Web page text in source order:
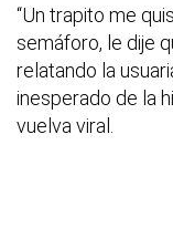
“Un trapito me
semáforo, le dije
relatando la
inesperado de la
vuelva viral.